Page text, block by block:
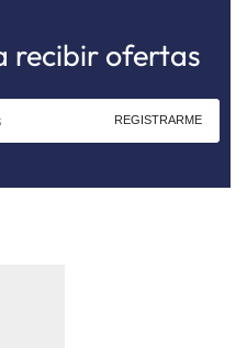
recibir ofertas